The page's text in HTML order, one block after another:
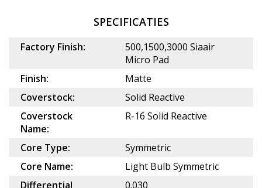
SPECIFICATIES
Factory Finish:
500,1500,3000 Siaair
Micro Pad
Finish:
Matte
Coverstock:
Solid Reactive
Coverstock
Name:
R-16 Solid Reactive
Core Type:
Symmetric
Core Name:
Light Bulb Symmetric
Differential
0.030